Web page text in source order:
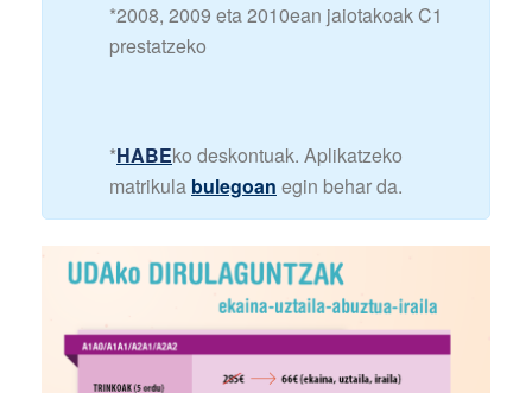
*2008, 2009 eta 2010ean jaiotakoak C1
prestatzeko
*HABEko deskontuak. Aplikatzeko
matrikula bulegoan egin behar da.